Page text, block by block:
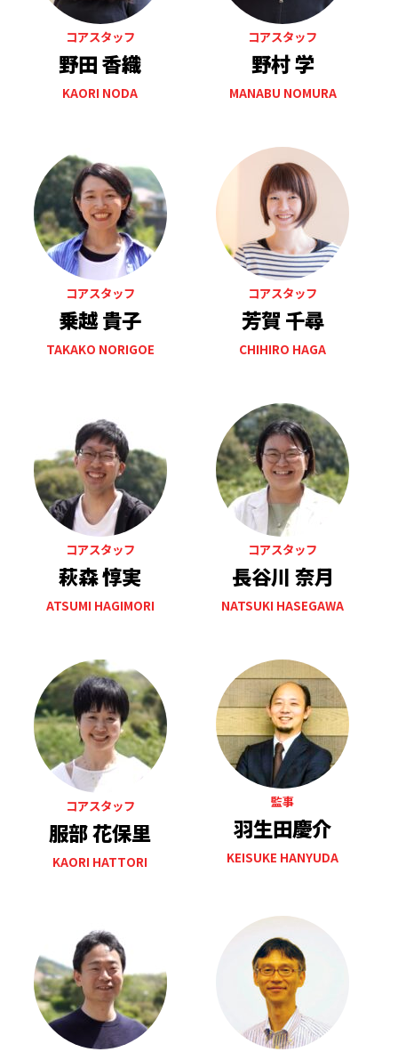
コアスタッフ
野田 香織
KAORI NODA
コアスタッフ
野村 学
MANABU NOMURA
コアスタッフ
乗越 貴子
TAKAKO NORIGOE
コアスタッフ
芳賀 千尋
CHIHIRO HAGA
コアスタッフ
萩森 惇実
ATSUMI HAGIMORI
コアスタッフ
長谷川 奈月
NATSUKI HASEGAWA
コアスタッフ
服部 花保里
KAORI HATTORI
監事
羽生田慶介
KEISUKE HANYUDA